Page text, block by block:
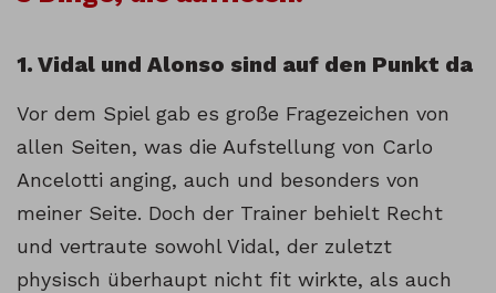
1. Vidal und Alonso sind auf den Punkt da
Vor dem Spiel gab es große Fragezeichen von
allen Seiten, was die Aufstellung von Carlo
Ancelotti anging, auch und besonders von
meiner Seite. Doch der Trainer behielt Recht
und vertraute sowohl Vidal, der zuletzt
physisch überhaupt nicht fit wirkte, als auch